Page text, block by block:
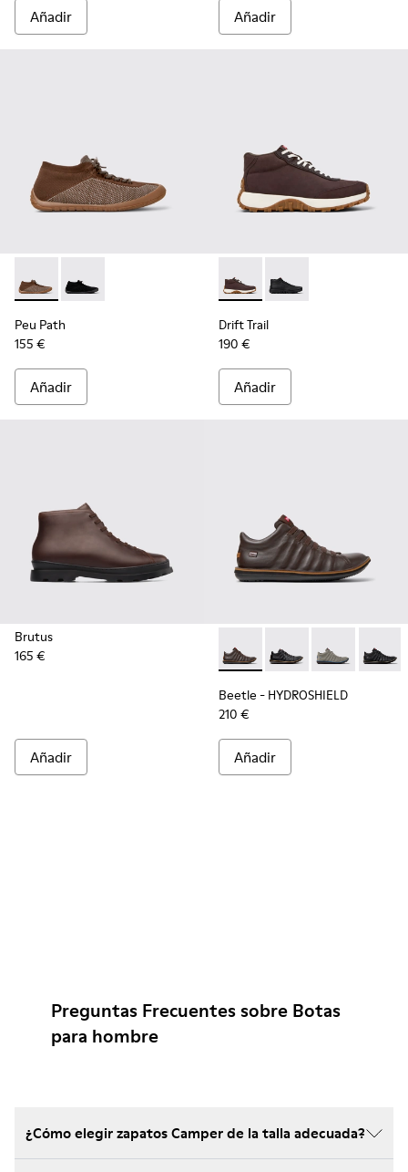
Añadir Añadir
Peu Path - K300476-006 - Sneakers altas multicolores de
Peu Path - K300476-005
Peu Path
155 €
Añadir
Drift Trail - K300522-006 -
Drift Trail - K300522-
Drift Trail
190 €
Añadir
Brutus
165 €
Añadir
Beetle - HYDROSHIELD -
Beetle -Beetle -Beetle
Beetle - HYDROSHIELD
210 €
Añadir
Preguntas Frecuentes sobre Botas
para hombre
¿Cómo elegir zapatos Camper de la talla adecuada?